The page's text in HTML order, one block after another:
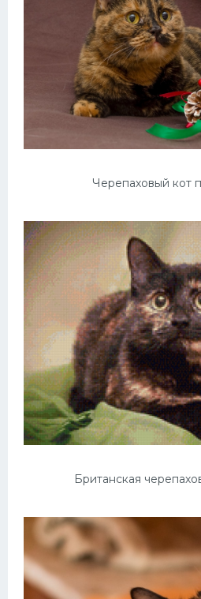
Черепаховый кот
Британская